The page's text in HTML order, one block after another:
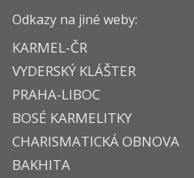
Odkazy na jiné weby:
KARMEL-ČR
VYDERSKÝ KLÁŠTER
PRAHA-LIBOC
BOSÉ KARMELITKY
CHARISMATICKÁ OBNOVA
BAKHITA